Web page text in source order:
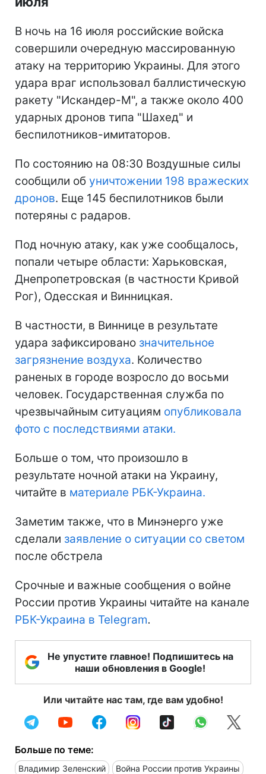
В ночь на 16 июля российские войска
совершили очередную массированную
атаку на территорию Украины. Для этого
удара враг использовал баллистическую
ракету "Искандер-М", а также около 400
ударных дронов типа "Шахед" и
беспилотников-имитаторов.
По состоянию на 08:30 Воздушные силы
сообщили об уничтожении 198 вражеских
дронов. Еще 145 беспилотников были
потеряны с радаров.
Под ночную атаку, как уже сообщалось,
попали четыре области: Харьковская,
Днепропетровская (в частности Кривой
Рог), Одесская и Винницкая.
В частности, в Виннице в результате
удара зафиксировано значительное
загрязнение воздуха. Количество
раненых в городе возросло до восьми
человек. Государственная служба по
чрезвычайным ситуациям опубликовала
фото с последствиями атаки.
Больше о том, что произошло в
результате ночной атаки на Украину,
читайте в материале РБК-Украина.
Заметим также, что в Минэнерго уже
сделали заявление о ситуации со светом
после обстрела
Срочные и важные сообщения о войне
России против Украины читайте на канале
РБК-Украина в Telegram.
Не упустите главное! Подпишитесь на
наши обновления в Google!
Или читайте нас там, где вам удобно!
Больше по теме:
Владимир Зеленский Война России против Украины